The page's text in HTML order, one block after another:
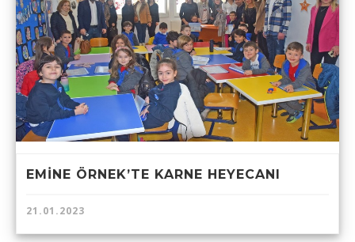
EMİNE ÖRNEK’TE KARNE HEYECANI
21.01.2023